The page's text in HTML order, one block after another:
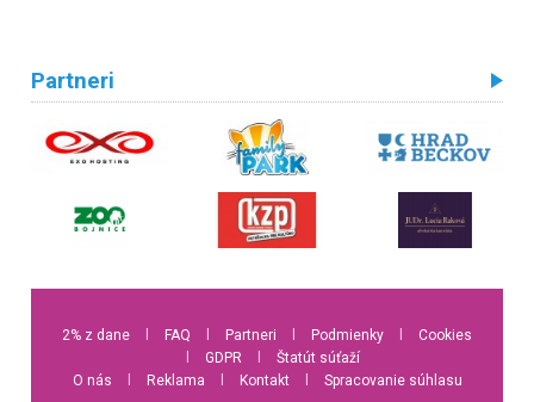
Partneri
2% z dane FAQ Partneri Podmienky
Cookies
GDPR
Štatút súťaží
O nás
Reklama Kontakt Spracovanie súhlasu